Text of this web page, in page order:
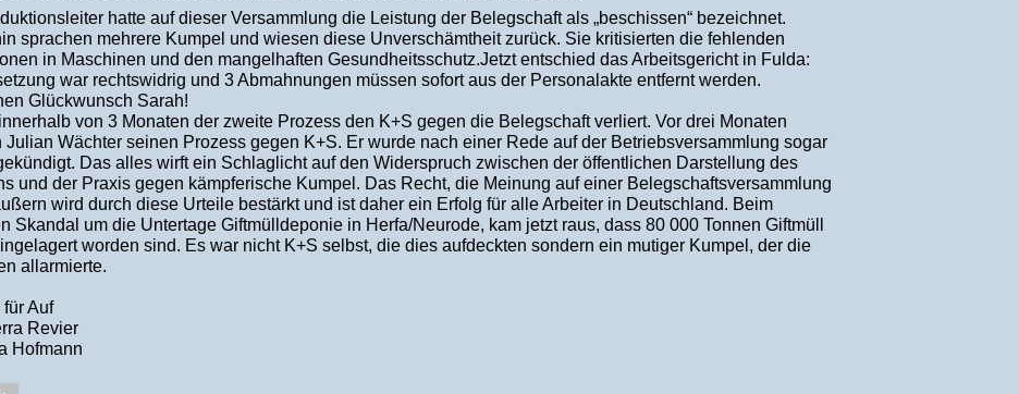
hatte auf dieser Versammlung die Leistung der Belegschaft als „beschissen“ bezeichnet.
sprachen mehrere Kumpel und wiesen diese Unverschämtheit zurück. Sie kritisierten die fehlenden
in Maschinen und den mangelhaften Gesundheitsschutz.Jetzt entschied das Arbeitsgericht in Fulda:
war rechtswidrig und 3 Abmahnungen müssen sofort aus der Personalakte entfernt werden.
Glückwunsch Sarah!
von 3 Monaten der zweite Prozess den K+S gegen die Belegschaft verliert. Vor drei Monaten
Julian Wächter seinen Prozess gegen K+S. Er wurde nach einer Rede auf der Betriebsversammlung sogar
Das alles wirft ein Schlaglicht auf den Widerspruch zwischen der öffentlichen Darstellung des
und der Praxis gegen kämpferische Kumpel. Das Recht, die Meinung auf einer Belegschaftsversammlung
wird durch diese Urteile bestärkt und ist daher ein Erfolg für alle Arbeiter in Deutschland. Beim
Skandal um die Untertage Giftmülldeponie in Herfa/Neurode, kam jetzt raus, dass 80 000 Tonnen Giftmüll
worden sind. Es war nicht K+S selbst, die dies aufdeckten sondern ein mutiger Kumpel, der die
allarmierte.
für Auf
Revier
Hofmann